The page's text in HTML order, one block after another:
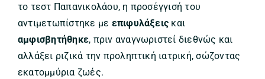
το τεστ Παπανικολάου, η προσέγγισή του
αντιμετωπίστηκε με επιφυλάξεις και
αμφισβητήθηκε, πριν αναγνωριστεί διεθνώς και
αλλάξει ριζικά την προληπτική ιατρική, σώζοντας
εκατομμύρια ζωές.